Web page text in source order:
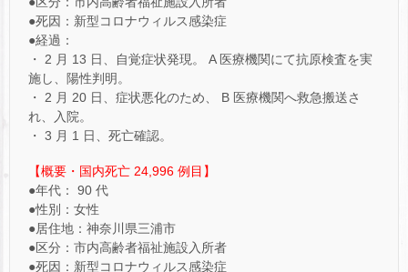
●死因：新型コロナウィルス感染症
●経過：
・ 2 月 13 日、自覚症状発現。 A 医療機関にて抗原検査を実
施し、陽性判明。
・ 2 月 20 日、症状悪化のため、 B 医療機関へ救急搬送さ
れ、入院。
・ 3 月 1 日、死亡確認。
【概要・国内死亡 24,996 例目】
●年代： 90 代
●性別：女性
●居住地：神奈川県三浦市
●区分：市内高齢者福祉施設入所者
●死因：新型コロナウィルス感染症